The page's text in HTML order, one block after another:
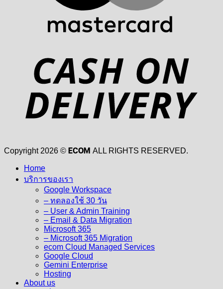
Copyright 2026 © ECOM ALL RIGHTS RESERVED.
Home
บริการของเรา
Google Workspace
– ทดลองใช้ 30 วัน
– User & Admin Training
– Email & Data Migration
Microsoft 365
– Microsoft 365 Migration
ecom Cloud Managed Services
Google Cloud
Gemini Enterprise
Hosting
About us